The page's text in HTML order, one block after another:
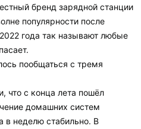
бренд зарядной станции
популярности после
года так называют любые
пообщаться с тремя
что с конца лета пошёл
домашних систем
в неделю стабильно. В